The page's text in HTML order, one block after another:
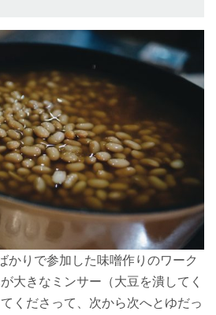
かりで参加した味噌作りのワーク
大きなミンサー（大豆を潰してく
くださって、次から次へとゆだっ